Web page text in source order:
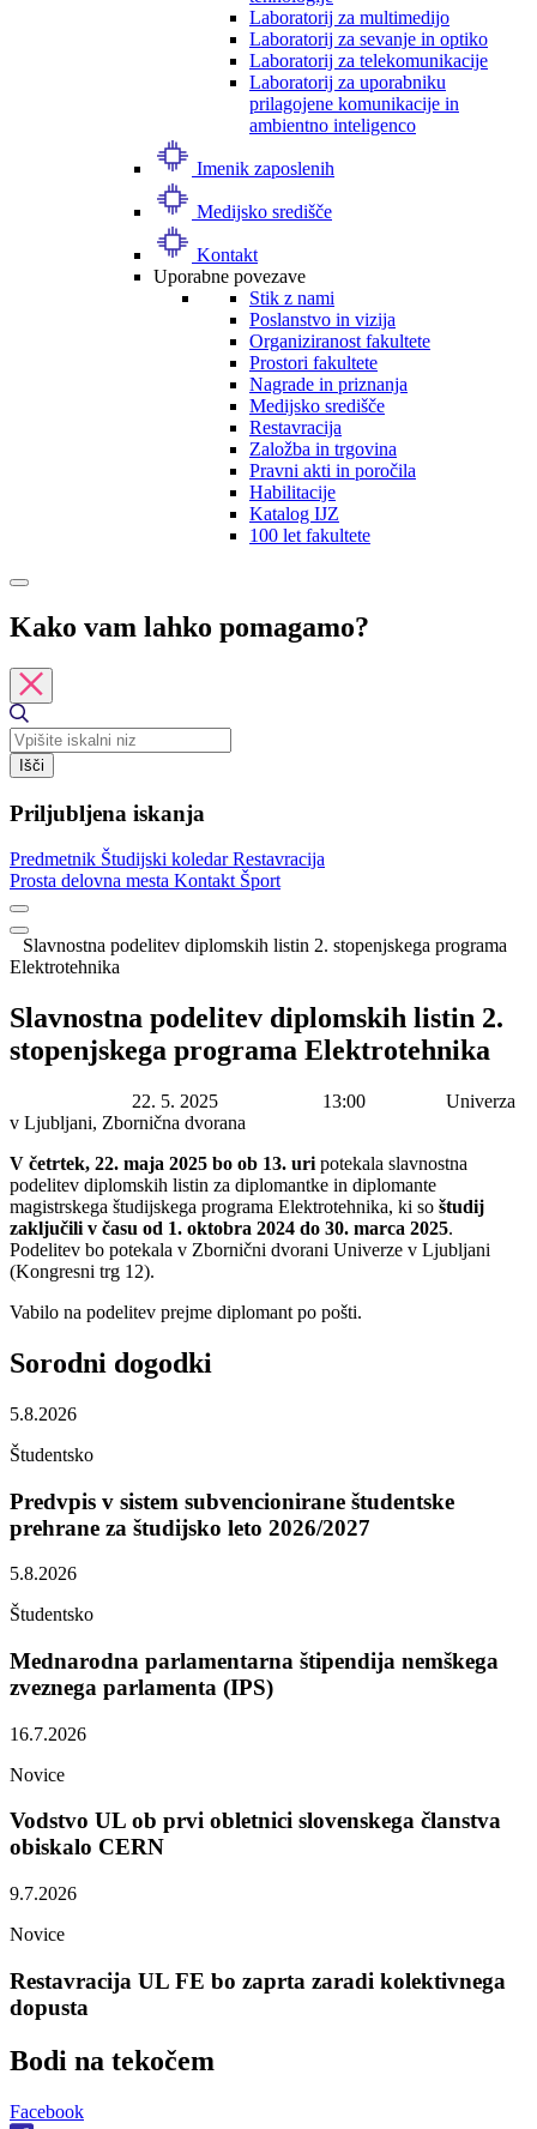
Laboratorij za multimedijo
Laboratorij za sevanje in optiko
Laboratorij za telekomunikacije
Laboratorij za uporabniku
prilagojene komunikacije in
ambientno inteligenco
Imenik zaposlenih
Medijsko središče
Kontakt
Uporabne povezave
Stik z nami
Poslanstvo in vizija
Organiziranost fakultete
Prostori fakultete
Nagrade in priznanja
Medijsko središče
Restavracija
Založba in trgovina
Pravni akti in poročila
Habilitacije
Katalog IJZ
100 let fakultete
Kako vam lahko pomagamo?
Išči
Priljubljena iskanja
Predmetnik Študijski koledarRestavracija
Prosta delovna mesta Kontakt Šport
Slavnostna podelitev diplomskih listin 2. stopenjskega programa
Elektrotehnika
Slavnostna podelitev diplomskih listin 2.
stopenjskega programa Elektrotehnika
22. 5. 2025 13:00
Univerza
v Ljubljani, Zbornična dvorana
V četrtek, 22. maja 2025 bo ob 13. uri potekala slavnostna
podelitev diplomskih listin za diplomantke in diplomante
magistrskega študijskega programa Elektrotehnika, ki so študij
zaključili v času od 1. oktobra 2024 do 30. marca 2025.
Podelitev bo potekala v Zbornični dvorani Univerze v Ljubljani
(Kongresni trg 12).
Vabilo na podelitev prejme diplomant po pošti.
Sorodni dogodki
5.8.2026
Študentsko
Predvpis v sistem subvencionirane študentske
prehrane za študijsko leto 2026/2027
5.8.2026
Študentsko
Mednarodna parlamentarna štipendija nemškega
zveznega parlamenta (IPS)
16.7.2026
Novice
Vodstvo UL ob prvi obletnici slovenskega članstva
obiskalo CERN
9.7.2026
Novice
Restavracija UL FE bo zaprta zaradi kolektivnega
dopusta
Bodi na tekočem
Facebook